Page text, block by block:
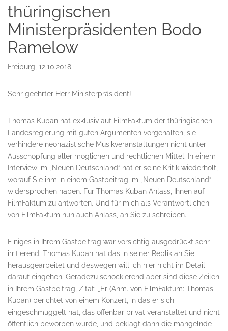
thüringischen
Ministerpräsidenten Bodo
Ramelow
Freiburg, 12.10.2018
Sehr geehrter Herr Ministerpräsident!
Thomas Kuban hat exklusiv auf FilmFaktum der thüringischen
Landesregierung mit guten Argumenten vorgehalten, sie
verhindere neonazistische Musikveranstaltungen nicht unter
Ausschöpfung aller möglichen und rechtlichen Mittel. In einem
Interview im „Neuen Deutschland“ hat er seine Kritik wiederholt,
worauf Sie ihm in einem Gastbeitrag im „Neuen Deutschland“
widersprochen haben. Für Thomas Kuban Anlass, Ihnen auf
FilmFaktum zu antworten. Und für mich als Verantwortlichen
von FilmFaktum nun auch Anlass, an Sie zu schreiben.
Einiges in Ihrem Gastbeitrag war vorsichtig ausgedrückt sehr
irritierend. Thomas Kuban hat das in seiner Replik an Sie
herausgearbeitet und deswegen will ich hier nicht im Detail
darauf eingehen. Geradezu schockierend aber sind diese Zeilen
in Ihrem Gastbeitrag, Zitat: „Er (Anm. von FilmFaktum: Thomas
Kuban) berichtet von einem Konzert, in das er sich
eingeschmuggelt hat, das offenbar privat veranstaltet und nicht
öffentlich beworben wurde, und beklagt dann die mangelnde